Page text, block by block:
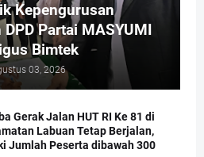
Kepengurusan
Partai MASYUMI
Bimtek
03, 2026
Gerak Jalan HUT RI Ke 81 di
Labuan Tetap Berjalan,
Jumlah Peserta dibawah 300